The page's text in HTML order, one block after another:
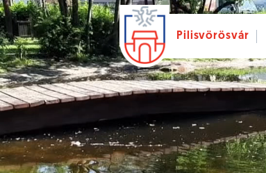
Ugrás a fő tartalomhoz
Pilisvörösvár